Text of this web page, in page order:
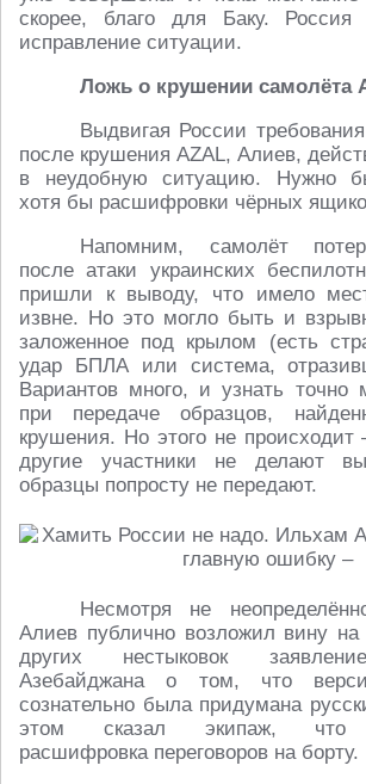
скорее, благо для Баку.
исправление ситуации.
Ложь о крушении самолёта
Выдвигая России
после крушения AZAL, Алиев,
в неудобную ситуацию. Нужно
хотя бы расшифровки чёрных
Напомним, самолёт
после атаки украинских
пришли к выводу, что имело
извне. Но это могло быть и
заложенное под крылом (есть
удар БПЛА или система,
Вариантов много, и узнать
при передаче образцов,
крушения. Но этого не
другие участники не делают
образцы попросту не передают.
Несмотря не
Алиев публично возложил вину
других нестыковок
Азебайджана о том, что
сознательно была придумана
этом сказал экипаж, что
расшифровка переговоров на борту.